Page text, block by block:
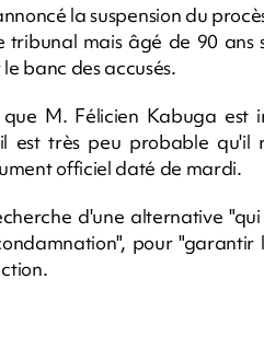
la suspension du
mais âgé de 90 ans
banc des accusés.
M. Félicien Kabuga
est très peu probable qu'il
officiel daté de mardi.
d'une alternative "qui
pour